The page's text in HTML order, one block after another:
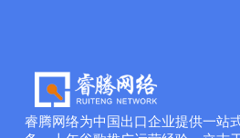
睿腾网络为中国出口企业提供一站